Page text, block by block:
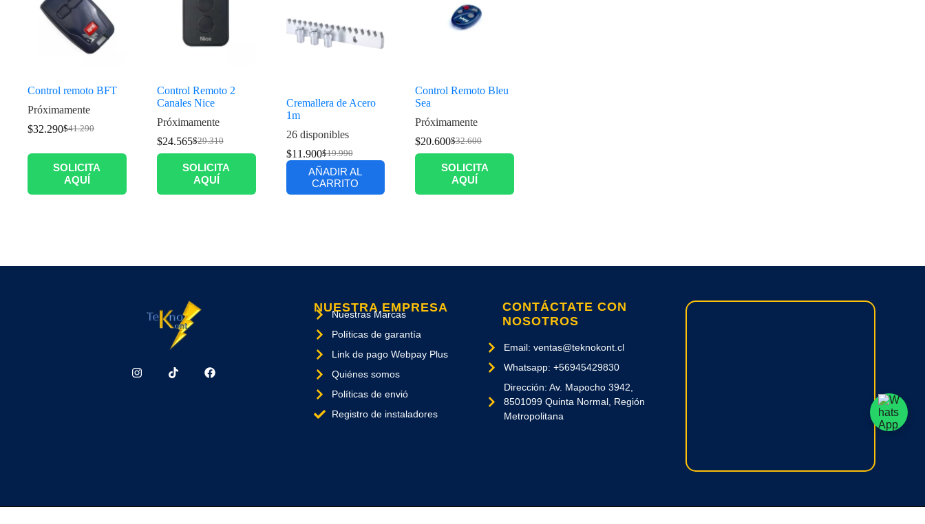
Control remoto BFT
Próximamente
$41.290
$32.290
SOLICITA
AQUÍ
Control Remoto 2
Canales Nice
Próximamente
$29.310
$24.565
SOLICITA
AQUÍ
Cremallera de Acero
1m
26 disponibles
$19.990
$11.900
AÑADIR AL
CARRITO
Control Remoto Bleu
Sea
Próximamente
$32.600
$20.600
SOLICITA
AQUÍ
NUESTRA EMPRESA
Nuestras Marcas
Políticas de garantía
Link de pago Webpay Plus
Quiénes somos
Políticas de envió
Registro de instaladores
CONTÁCTATE CON
NOSOTROS
Email: ventas@teknokont.cl
Whatsapp: +56945429830
Dirección: Av. Mapocho 3942,
8501099 Quinta Normal, Región
Metropolitana